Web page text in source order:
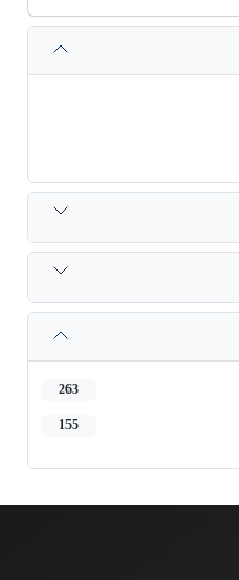
263
155